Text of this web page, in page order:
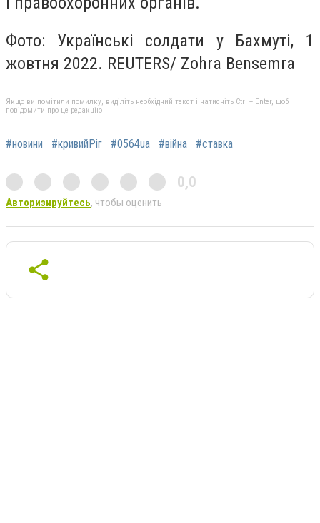
Фото: Українські солдати у Бахмуті, 1
жовтня 2022. REUTERS/ Zohra Bensemra
Якщо ви помітили помилку, виділіть необхідний текст і натисніть Ctrl + Enter, щоб
повідомити про це редакцію
#новини #кривийРіг #0564ua #війна #ставка
0,0
Авторизируйтесь, чтобы оценить